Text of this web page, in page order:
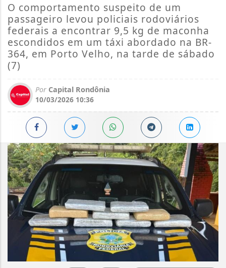
O comportamento suspeito de um
passageiro levou policiais rodoviários
federais a encontrar 9,5 kg de maconha
escondidos em um táxi abordado na BR-
364, em Porto Velho, na tarde de sábado
(7)
Por Capital Rondônia
10/03/2026 10:36